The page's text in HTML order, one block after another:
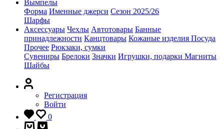
Вымпелы
Форма Именные джерси Сезон 2025/26
Шарфы
Аксессуары Чехлы Автотовары Банные
принадлежности Канцтовары Кожаные изделия Посуда
Прочее Рюкзаки, сумки
Сувениры Брелоки Значки Игрушки, подарки Магниты
Шайбы
Регистрация
Войти
0